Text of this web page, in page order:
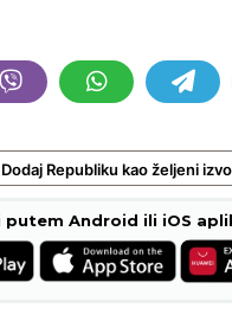
Dodaj Republiku kao željeni
putem Android ili iOS